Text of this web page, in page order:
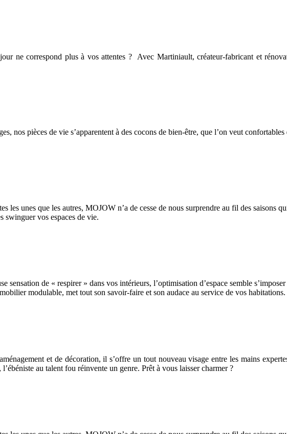
ne correspond plus à vos attentes ? Avec Martiniault, créateur-fabricant et
nos pièces de vie s’apparentent à des cocons de bien-être, que l’on veut confortables
les unes que les autres, MOJOW n’a de cesse de nous surprendre au fil des saisons
swinguer vos espaces de vie.
de « respirer » dans vos intérieurs, l’optimisation d’espace semble
modulable, met tout son savoir-faire et son audace au service de vos habitations.
et de décoration, il s’offre un tout nouveau visage entre les mains
au talent fou réinvente un genre. Prêt à vous laisser charmer ?